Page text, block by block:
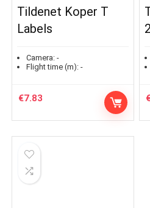
Tildenet Koper T
Labels
Camera: -
Flight time (m): -
€7.83